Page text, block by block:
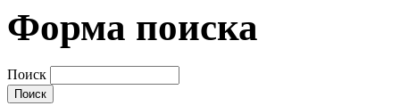
Форма поиска
Поиск